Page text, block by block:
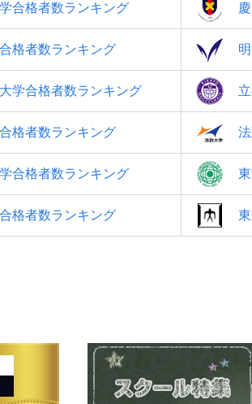
合格者数ランキング
合格者数ランキング
学合格者数ランキング
格者数ランキング
合格者数ランキング
格者数ランキング